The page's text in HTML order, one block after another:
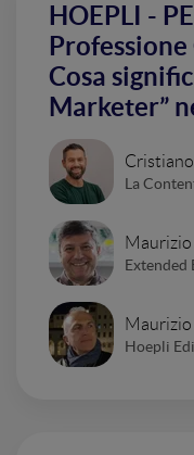
HOEPLI -
Cosa
Marketer”
La
Extended
Hoepli